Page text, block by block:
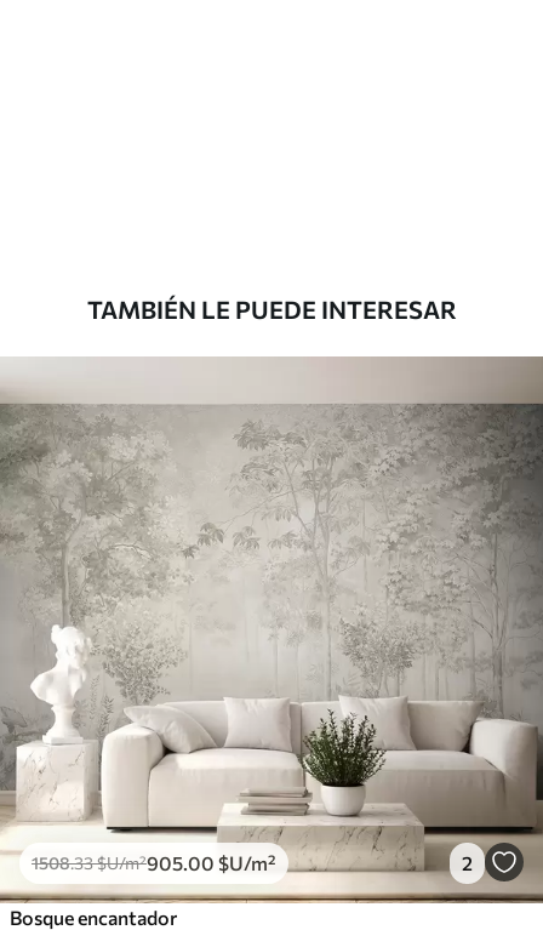
Vinilo Premium
1990.001194.00$U/m²
TAMBIÉN LE PUEDE INTERESAR
1508.33$U/m²905 .00 $U/m² 2
Bosque encantador